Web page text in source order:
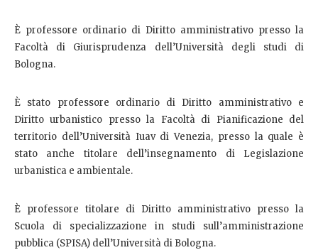
È professore ordinario di Diritto amministrativo presso la
Facoltà di Giurisprudenza dell’Università degli studi di
Bologna.
È stato professore ordinario di Diritto amministrativo e
Diritto urbanistico presso la Facoltà di Pianificazione del
territorio dell’Università Iuav di Venezia, presso la quale è
stato anche titolare dell’insegnamento di Legislazione
urbanistica e ambientale.
È professore titolare di Diritto amministrativo presso la
Scuola di specializzazione in studi sull’amministrazione
pubblica (SPISA) dell’Università di Bologna.